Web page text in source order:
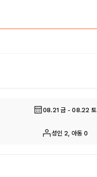
08.21 금 - 08.22 토
성인 2, 아동 0